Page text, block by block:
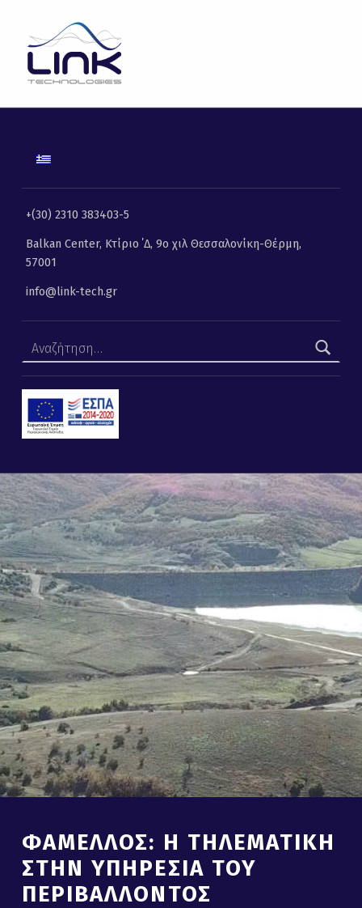
+(30) 2310 383403-5
Balkan Center, Κτίριο ΄Δ, 9ο χιλ Θεσσαλονίκη-Θέρμη,
57001
info@link-tech.gr
Introduction
ΦΆΜΕΛΛΟΣ: Η ΤΗΛΕΜΑΤΙΚΉ
ΣΤΗΝ ΥΠΗΡΕΣΊΑ ΤΟΥ
ΠΕΡΙΒΆΛΛΟΝΤΟΣ